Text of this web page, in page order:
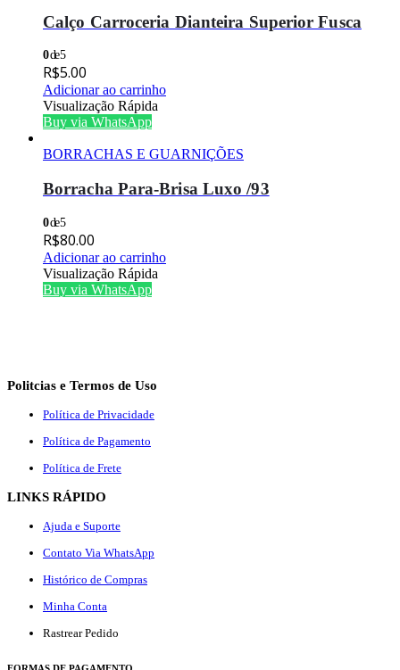
Calço Carroceria Dianteira Superior Fusca
0de 5
R$5.00
Adicionar ao carrinho
Visualização Rápida
Buy via WhatsApp
BORRACHAS E GUARNIÇÕES
Borracha Para-Brisa Luxo /93
0de 5
R$80.00
Adicionar ao carrinho
Visualização Rápida
Buy via WhatsApp
Politcias e Termos de Uso
Política de Privacidade
Política de Pagamento
Política de Frete
LINKS RÁPIDO
Ajuda e Suporte
Contato Via WhatsApp
Histórico de Compras
Minha Conta
Rastrear Pedido